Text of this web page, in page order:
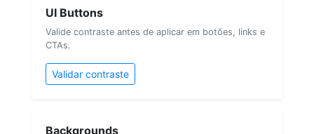
UI Buttons
Valide contraste antes de aplicar em botões, links e
CTAs.
Validar contraste
Backgrounds